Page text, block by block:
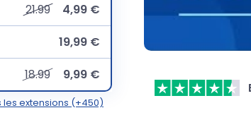
21.99
4,99 €
19,99 €
18.99 9,99 €
les extensions (+450)